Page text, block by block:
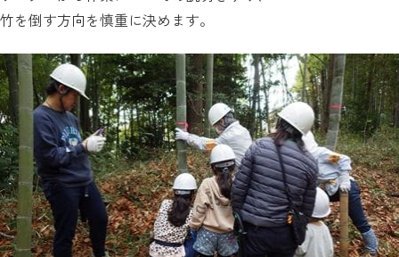
竹を倒す方向を慎重に決めます。